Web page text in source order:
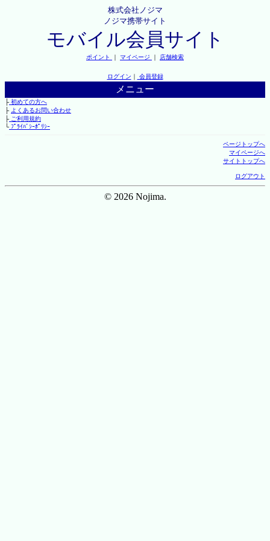
株式会社ノジマ
ノジマ携帯サイト
モバイル会員サイト
ポイント ｜ マイページ ｜ 店舗検索
ログイン ｜ 会員登録
メニュー
├初めての方へ
├ よくあるお問い合わせ
├ご利用規約
└ﾌﾟﾗｲﾊﾞｼｰﾎﾟﾘｼｰ
ページトップへ
マイページへ
サイトトップへ
ログアウト
© 2026 Nojima.